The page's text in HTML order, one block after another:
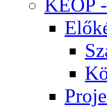
KEOP